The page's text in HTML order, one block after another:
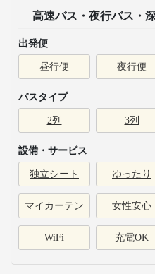
高速バス・夜行バス・
出発便
昼行便 夜行便
バスタイプ
2列 3列
設備・サービス
独立シート ゆったり
マイカーテン 女性安心
WiFi 充電OK